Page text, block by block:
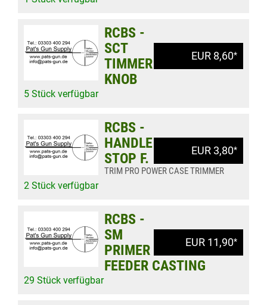
EUR 8,60*
RCBS -
SCT
TIMMER
KNOB
5 Stück verfügbar
EUR 3,80*
RCBS -
HANDLE
STOP F.
TRIM PRO POWER CASE TRIMMER
2 Stück verfügbar
EUR 11,90*
RCBS -
SM
PRIMER
FEEDER CASTING
29 Stück verfügbar